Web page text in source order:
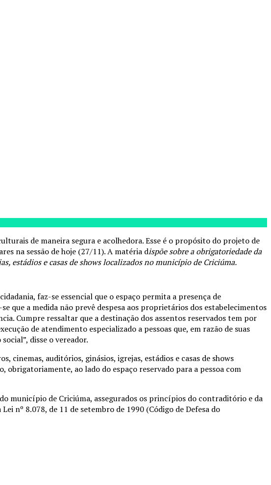
de maneira segura e acolhedora. Esse é o propósito do projeto de
na sessão de hoje (27/11). A matéria dispõe sobre a obrigatoriedade da
estádios e casas de shows localizados no município de Criciúma.
faz-se essencial que o espaço permita a presença de
que a medida não prevê despesa aos proprietários dos estabelecimentos
Cumpre ressaltar que a destinação dos assentos reservados tem por
de atendimento especializado a pessoas que, em razão de suas
disse o vereador.
cinemas, auditórios, ginásios, igrejas, estádios e casas de shows
ao lado do espaço reservado para a pessoa com
município de Criciúma, assegurados os princípios do contraditório e da
nº 8.078, de 11 de setembro de 1990 (Código de Defesa do